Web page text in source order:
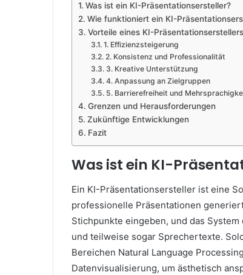
Was ist ein KI-Präsentationsersteller?
Wie funktioniert ein KI-
Vorteile eines KI-Präsentationserstellers
1. Effizienzsteigerung
2. Konsistenz und Professionalität
3. Kreative Unterstützung
4. Anpassung an Zielgruppen
5. Barrierefreiheit und
Grenzen und Herausforderungen
Zukünftige Entwicklungen
Fazit
Was ist ein KI-
Ein KI-Präsentationsersteller ist eine
professionelle Präsentationen
Stichpunkte eingeben, und das
und teilweise sogar Sprechertexte.
Bereichen Natural Language
Datenvisualisierung, um ästhetisch